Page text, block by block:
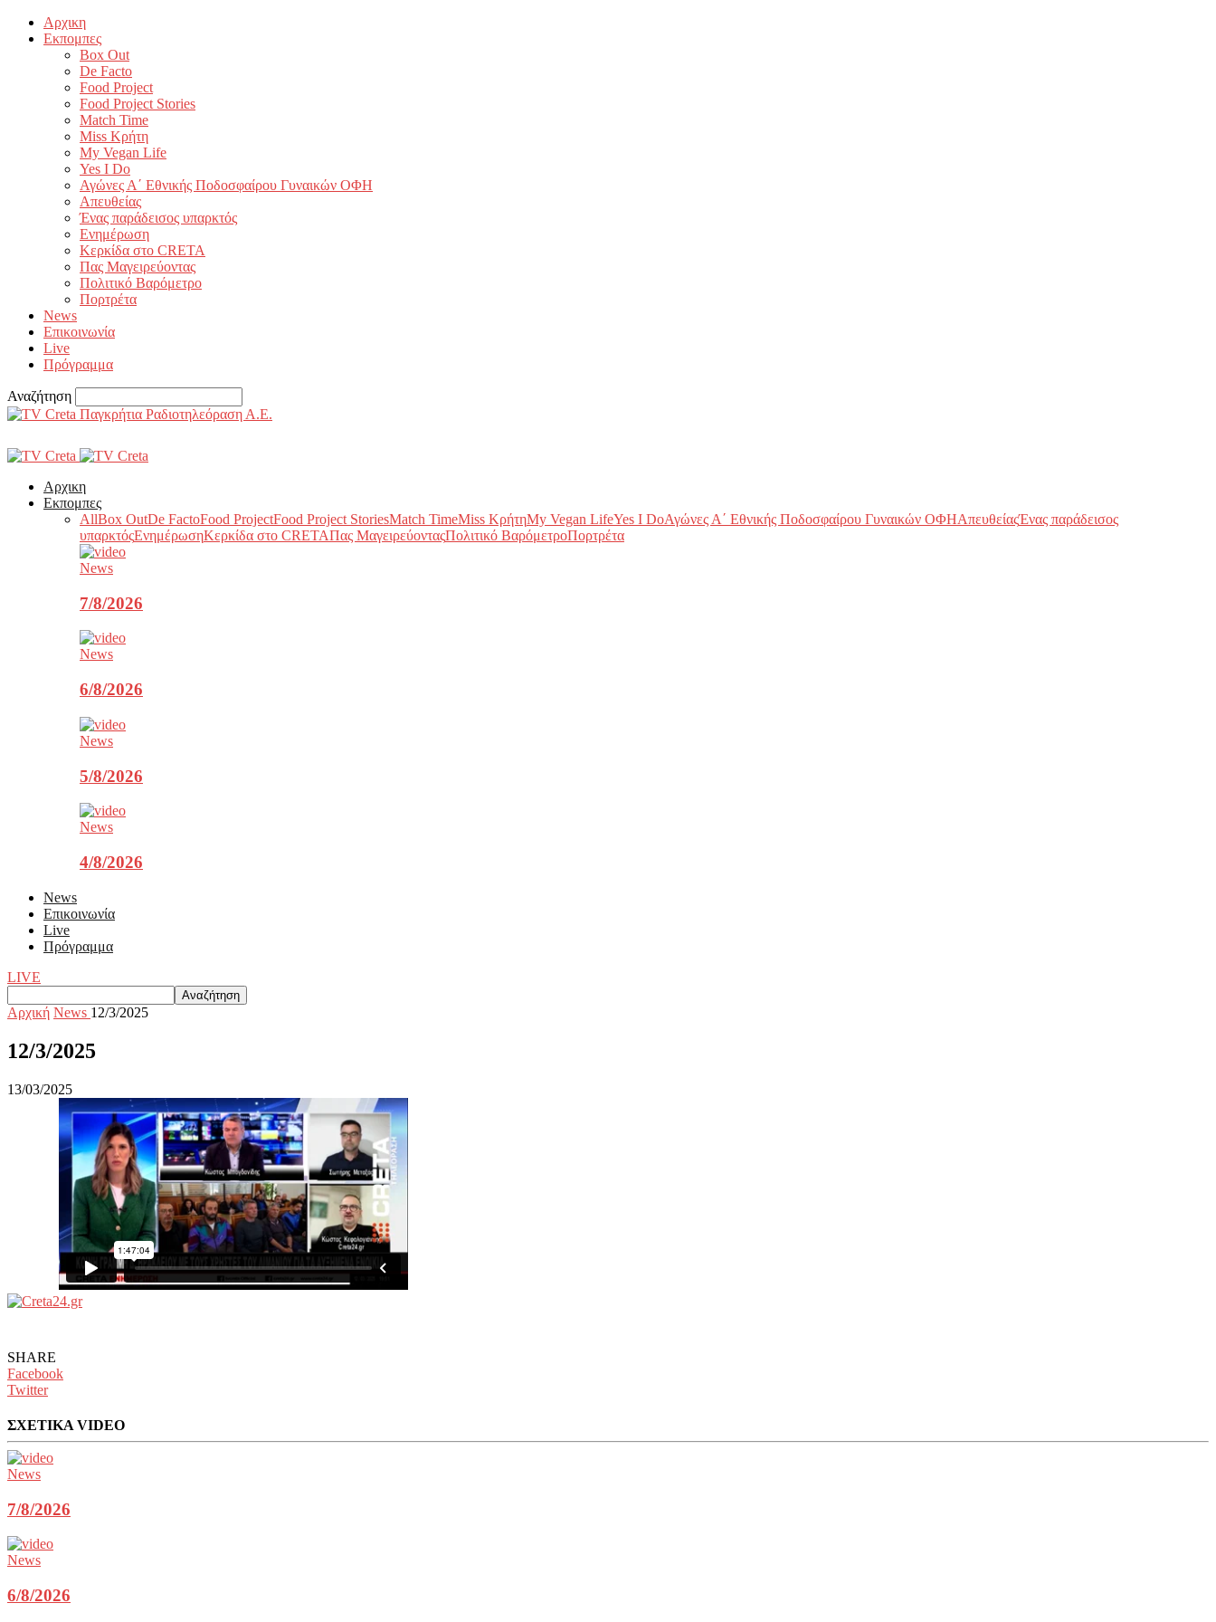
Αρχικη
Εκπομπες
Box Out
De Facto
Food Project
Food Project Stories
Match Time
Miss Κρήτη
My Vegan Life
Yes I Do
Αγώνες Α΄ Εθνικής Ποδοσφαίρου Γυναικών ΟΦΗ
Απευθείας
Ένας παράδεισος υπαρκτός
Ενημέρωση
Κερκίδα στο CRETA
Πας Μαγειρεύοντας
Πολιτικό Βαρόμετρο
Πορτρέτα
News
Επικοινωνία
Live
Πρόγραμμα
Αναζήτηση
Παγκρήτια Ραδιοτηλεόραση Α.Ε.
Αρχικη
Εκπομπες
AllBox OutDe FactoFood ProjectFood Project StoriesMatch TimeMiss ΚρήτηMy Vegan LifeYes I DoΑγώνες Α΄ Εθνικής Ποδοσφαίρου Γυναικών ΟΦΗΑπευθείαςΈνας παράδεισος
υπαρκτόςΕνημέρωσηΚερκίδα στο CRETAΠας ΜαγειρεύονταςΠολιτικό ΒαρόμετροΠορτρέτα
News
7/8/2026
News
6/8/2026
News
5/8/2026
News
4/8/2026
News
Επικοινωνία
Live
Πρόγραμμα
LIVE
Αρχική News 12/3/2025
12/3/2025
13/03/2025
SHARE
Facebook
Twitter
ΣΧΕΤΙΚΑ VIDEO
News
7/8/2026
News
6/8/2026